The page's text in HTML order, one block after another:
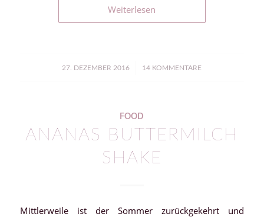
Weiterlesen
27. DEZEMBER 2016
/ 14 KOMMENTARE
FOOD
ANANAS BUTTERMILCH
SHAKE
Mittlerweile ist der Sommer zurückgekehrt und